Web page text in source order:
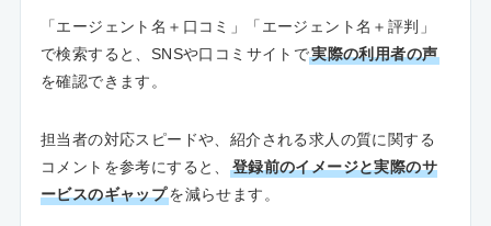
「エージェント名＋口コミ」「エージェント名＋評判」
で検索すると、SNSや口コミサイトで実際の利用者の声
を確認できます。
担当者の対応スピードや、紹介される求人の質に関する
コメントを参考にすると、
登録前のイメージと実際のサ
ービスのギャップを減らせます。